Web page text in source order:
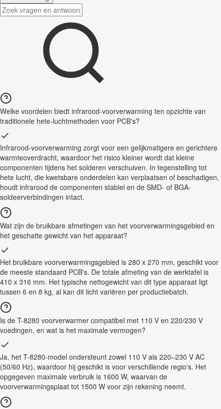
Welke voordelen biedt infrarood-voorverwarming ten opzichte van
traditionele hete-luchtmethoden voor PCB's?
Infrarood-voorverwarming zorgt voor een gelijkmatigere en gerichtere
warmteoverdracht, waardoor het risico kleiner wordt dat kleine
componenten tijdens het solderen verschuiven. In tegenstelling tot
hete lucht, die kwetsbare onderdelen kan verplaatsen of beschadigen,
houdt infrarood de componenten stabiel en de SMD- of BGA-
soldeerverbindingen intact.
Wat zijn de bruikbare afmetingen van het voorverwarmingsgebied en
het geschatte gewicht van het apparaat?
Het bruikbare voorverwarmingsgebied is 280 x 270 mm, geschikt voor
de meeste standaard PCB's. De totale afmeting van de werktafel is
410 x 316 mm. Het typische nettogewicht van dit type apparaat ligt
tussen 6 en 8 kg, al kan dit licht variëren per productiebatch.
Is de T-8280 voorverwarmer compatibel met 110 V en 220/230 V
voedingen, en wat is het maximale vermogen?
Ja, het T-8280-model ondersteunt zowel 110 V als 220–230 V AC
(50/60 Hz), waardoor hij geschikt is voor verschillende regio's. Het
opgegeven maximale verbruik is 1600 W, waarvan de
voorverwarmingsplaat tot 1500 W voor zijn rekening neemt.